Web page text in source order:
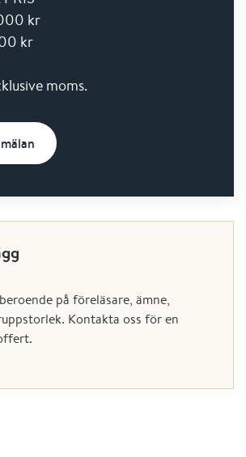
kr
kr
moms.
på föreläsare, ämne,
Kontakta oss för en